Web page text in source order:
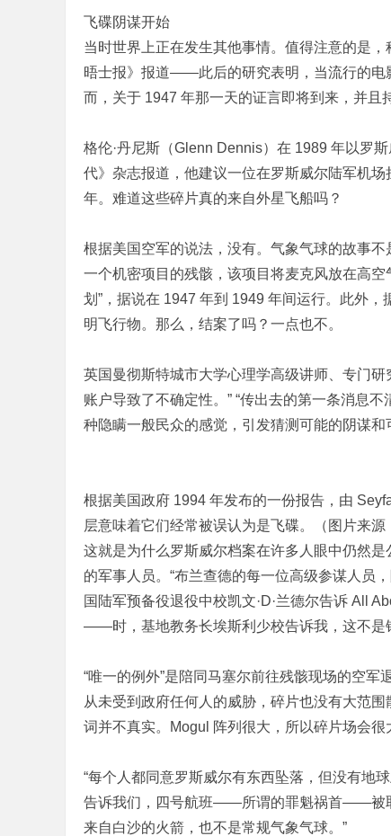
飞碟阴谋开始
当时世界上正在发生其他事情。值得注意的是
晤士报》报道——此后的研究表明，当流行的电
而，关于 1947 年那一天的证言即将到来，并且
格伦·丹尼斯（Glenn Dennis）在 1989 年以罗
代》杂志报道，他建议一位在罗斯威尔陆军机
年。难道这些碎片真的来自外星飞船吗？
根据美国空军的说法，没有。气象气球的故事
一个机密项目的残骸，该项目将麦克风放在高
划”，据说在 1947 年到 1949 年间运行。此外
明飞行物。那么，结案了吗？一点也不。
英国曼彻斯特城市大学心理学高级讲师、专门
账户导致了不确定性。” “传出去的第一条消息
种隐瞒一般民众的感觉，引发猜测可能的阴谋和
根据美国政府 1994 年发布的一份报告，由
层意味着它们经常被误认为是飞碟。（图片来源
这就是为什么罗斯威尔档案在许多人眼中仍然
的军事人员。“布兰查德的每一位高级参谋人员
国陆军预备役退役中校凯文·D·兰德尔告诉 All
——时，基地教务长埃斯利少校告诉我，这不是
“唯一的例外”​​是陪同马塞尔前往残骸现场的空
从未受到政府任何人的威胁，碎片也没有大范
词并不真实。Mogul 阵列很大，所以碎片场会很
“每个人都同意罗斯威尔有东西坠落，但没有地
告诉我们，四号航班——所谓的罪魁祸首——被
来自白沙的火箭，也不是常规气象气球。”